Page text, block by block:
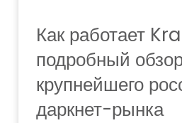
Как работает
подробный
крупнейшего
даркнет-рынка